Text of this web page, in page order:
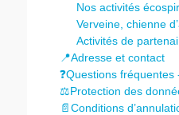
Nos activités
Verveine, chienne
Activités de
📍Adresse et contact
❓Questions fréquentes
⚖️Protection des
📄Conditions